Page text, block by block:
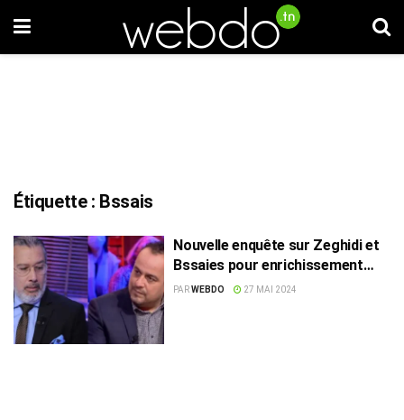
Étiquette : Bssais
Nouvelle enquête sur Zeghidi et
Bssaies pour enrichissement
illicite
PARWEBDO 27 MAI 2024